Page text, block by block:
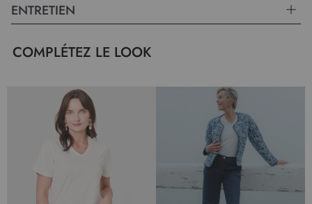
ENTRETIEN
COMPLÉTEZ LE LOOK